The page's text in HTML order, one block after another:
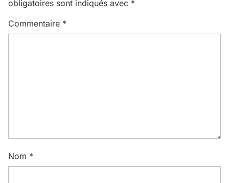
obligatoires sont indiqués avec *
Commentaire *
Nom *